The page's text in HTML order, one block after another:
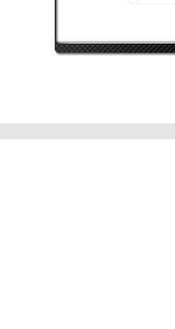
290
32768